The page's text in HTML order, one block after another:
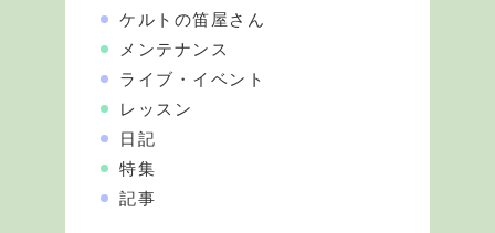
ケルトの笛屋さん
メンテナンス
ライブ・イベント
レッスン
日記
特集
記事